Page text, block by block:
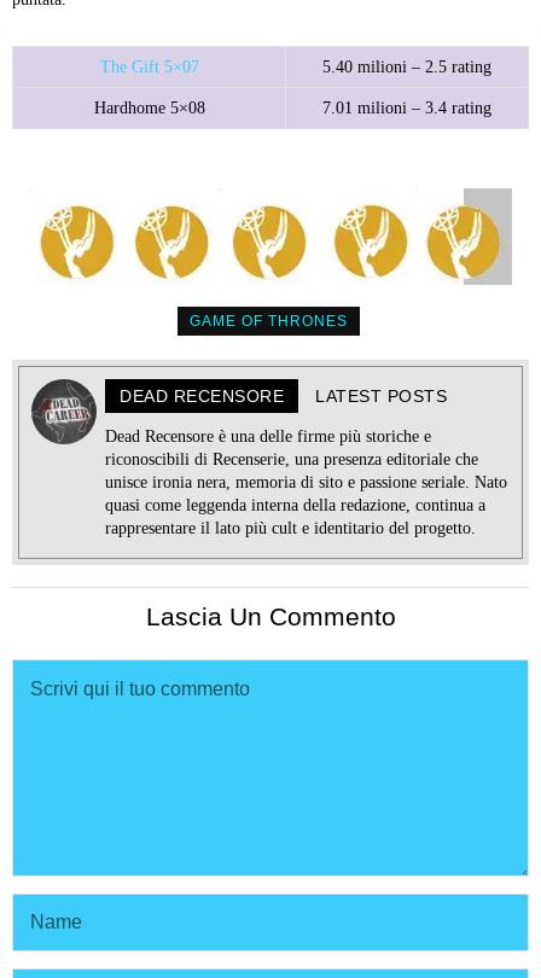
The Gift 5×07 5.40 milioni – 2.5 rating
Hardhome 5×08 7.01 milioni – 3.4 rating
GAME OF THRONES
DEAD RECENSORE LATEST POSTS
Dead Recensore è una delle firme più storiche e
riconoscibili di Recenserie, una presenza editoriale che
unisce ironia nera, memoria di sito e passione seriale. Nato
quasi come leggenda interna della redazione, continua a
rappresentare il lato più cult e identitario del progetto.
Lascia Un Commento